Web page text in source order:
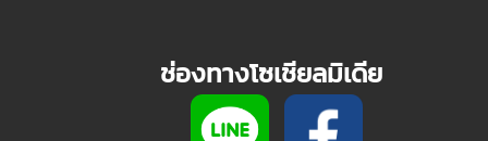
ช่องทางโซเชียลมิเดีย